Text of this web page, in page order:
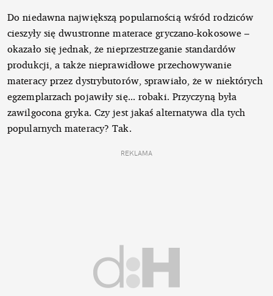
Do niedawna największą popularnością wśród rodziców
cieszyły się dwustronne materace gryczano-kokosowe –
okazało się jednak, że nieprzestrzeganie standardów
produkcji, a także nieprawidłowe przechowywanie
materacy przez dystrybutorów, sprawiało, że w niektórych
egzemplarzach pojawiły się... robaki. Przyczyną była
zawilgocona gryka. Czy jest jakaś alternatywa dla tych
popularnych materacy? Tak.
REKLAMA